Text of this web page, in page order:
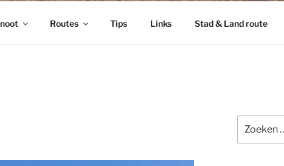
Routes Tips Links Stad & Land route
naar: